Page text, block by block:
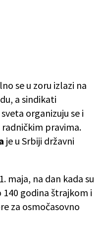
se u zoru izlazi na
a sindikati
organizuju se i
pravima.
je u Srbiji državni
maja, na dan kada su
140 godina štrajkom i
za osmočasovno